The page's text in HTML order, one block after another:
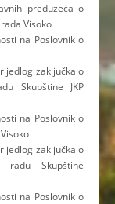
preduzeća o
Visoko
na Poslovnik o
zaključka o
Skupštine JKP
na Poslovnik o
zaključka o
Skupštine
na Poslovnik o